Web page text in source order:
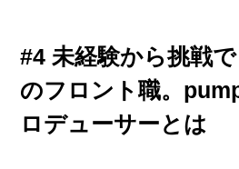
#4 未経験から挑戦
のフロント職。
ロデューサーとは